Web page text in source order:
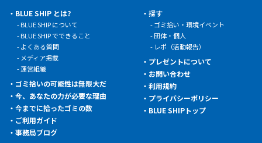
BLUE SHIP とは?
BLUE SHIP について
BLUE SHIP でできること
よくある質問
メディア掲載
運営組織
ゴミ拾いの可能性は無限大だ
今、あなたの力が必要な理由
今までに拾ったゴミの数
ご利用ガイド
事務局ブログ
探す
ゴミ拾い・環境イベント
団体・個人
レポ（活動報告）
プレゼントについて
お問い合わせ
利用規約
プライバシーポリシー
BLUE SHIPトップ